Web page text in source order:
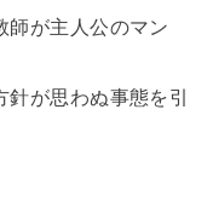
師が主人公のマン
が思わぬ事態を引